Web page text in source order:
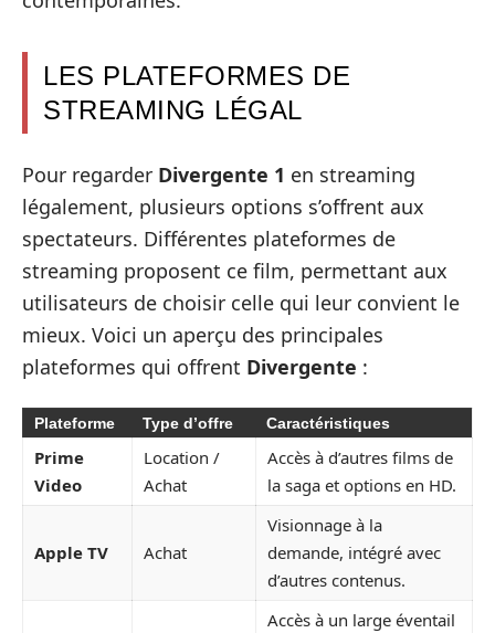
LES PLATEFORMES DE
STREAMING LÉGAL
Pour regarder Divergente 1 en streaming
légalement, plusieurs options s’offrent aux
spectateurs. Différentes plateformes de
streaming proposent ce film, permettant aux
utilisateurs de choisir celle qui leur convient le
mieux. Voici un aperçu des principales
plateformes qui offrent Divergente :
Plateforme Type d’offre Caractéristiques
Prime
Video
Location /
Achat
Accès à d’autres films de
la saga et options en HD.
Apple TV Achat
Visionnage à la
demande, intégré avec
d’autres contenus.
Accès à un large éventail